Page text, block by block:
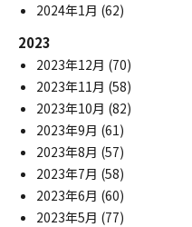
2024年1月 (62)
2023
2023年12月 (70)
2023年11月 (58)
2023年10月 (82)
2023年9月 (61)
2023年8月 (57)
2023年7月 (58)
2023年6月 (60)
2023年5月 (77)